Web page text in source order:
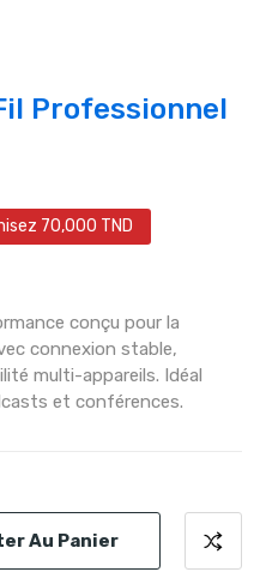
Professionnel
70,000 TND
conçu pour la
connexion stable,
multi-appareils. Idéal
et conférences.
Au Panier